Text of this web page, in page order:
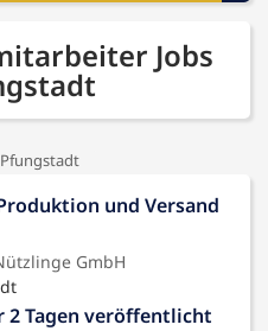
Jobs
Pfungstadt
und Versand
GmbH
2 Tagen veröffentlicht